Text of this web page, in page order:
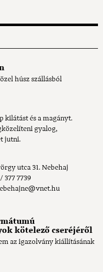
húsz szállásból
kilátást és a magányt.
gyalog,
jutni.
utca 31. Nebehaj
377 7739
kötelező cseréjéről
az igazolvány kiállításának